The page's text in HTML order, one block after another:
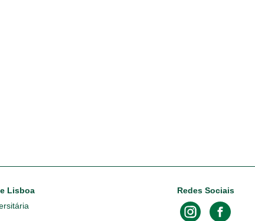
Lisboa
Redes Sociais